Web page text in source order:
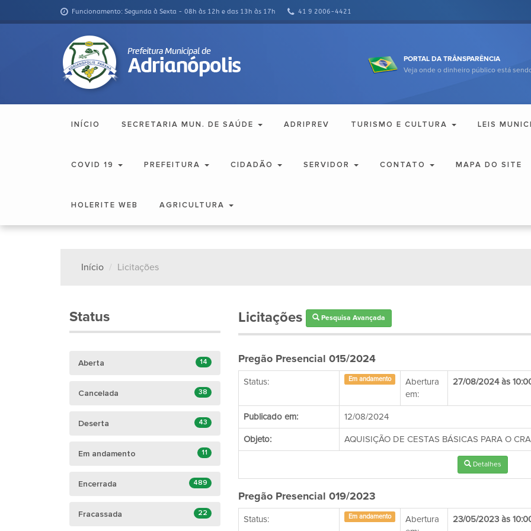
Funcionamento: Segunda à Sexta - 08h às 12h e das 13h às 17h 41 9 2006-4421
PORTAL DA TRÂNSPARÊNCIA
Veja onde o dinheiro público está
INÍCIO SECRETARIA MUN. DE SAÚDE ADRIPREV TURISMO E CULTURA LEIS
COVID 19 PREFEITURA CIDADÃO SERVIDOR CONTATO MAPA DO SITE
HOLERITE WEB AGRICULTURA
Início Licitações
Status
Aberta 14
Cancelada 38
Deserta 43
Em andamento 11
Encerrada 489
Fracassada 22
Licitações Pesquisa Avançada
Pregão Presencial 015/2024
Status: Em andamento
Abertura
em:
27/08/2024 às
Publicado em: 12/08/2024
Objeto: AQUISIÇÃO DE CESTAS BÁSICAS PARA O
Detalhes
Pregão Presencial 019/2023
Status: Em andamento
Abertura
23/05/2023 às